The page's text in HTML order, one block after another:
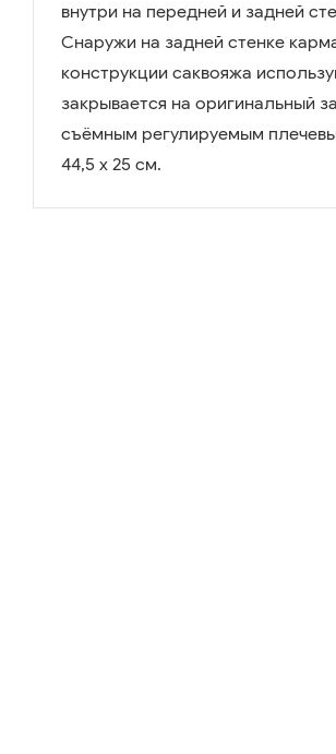
внутри на передней и задней
Снаружи на задней стенке
конструкции саквояжа
закрывается на оригинальный
съёмным регулируемым
44,5 х 25 см.